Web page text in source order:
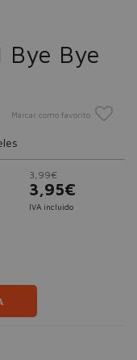
Bye Bye
Marcar como favorito
3,99€
3,95€
IVA incluido